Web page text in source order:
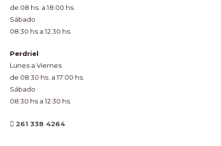
de 08 hs. a 18:00 hs.
Sábado
08:30 hs a 12.30 hs.
Perdriel
Lunes a Viernes
de 08:30 hs. a 17:00 hs.
Sábado
08:30 hs a 12.30 hs.
261 338 4264